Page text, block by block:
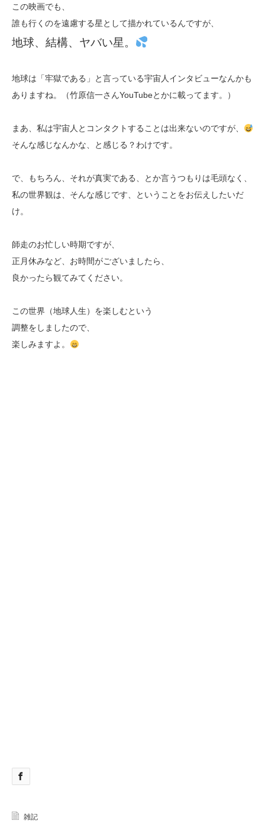
この映画でも、
誰も行くのを遠慮する星として描かれているんですが、
地球、結構、ヤバい星。
地球は「牢獄である」と言っている宇宙人インタビューなんかも
ありますね。（竹原信一さんYouTubeとかに載ってます。）
まあ、私は宇宙人とコンタクトすることは出来ないのですが、
そんな感じなんかな、と感じる？わけです。
で、もちろん、それが真実である、とか言うつもりは毛頭なく、
私の世界観は、そんな感じです、ということをお伝えしたいだ
け。
師走のお忙しい時期ですが、
正月休みなど、お時間がございましたら、
良かったら観てみてください。
この世界（地球人生）を楽しむという
調整をしましたので、
楽しみますよ。
雑記